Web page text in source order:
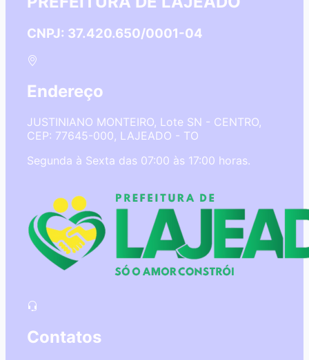
CNPJ: 37.420.650/0001-04
Endereço
JUSTINIANO MONTEIRO, Lote SN - CENTRO,
CEP: 77645-000, LAJEADO - TO
Segunda à Sexta das 07:00 às 17:00 horas.
Contatos